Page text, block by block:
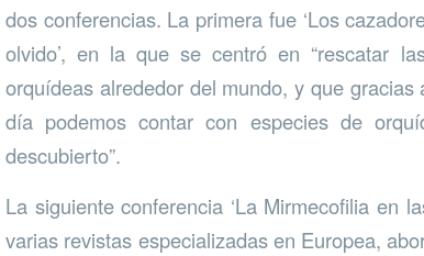
dos conferencias. La primera fue ‘Los
olvido’, en la que se centró en “rescatar
orquídeas alrededor del mundo, y que
día podemos contar con especies de
descubierto”.
La siguiente conferencia ‘La Mirmecofilia en
varias revistas especializadas en Europea,